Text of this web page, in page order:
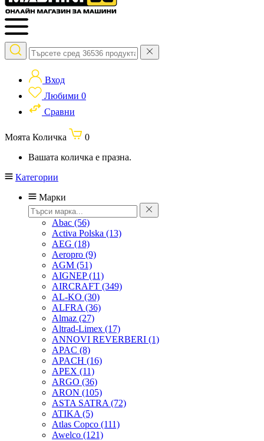
Вход
Любими 0
Сравни
Моята Количка
0
Вашата количка е празна.
Категории
Марки
Abac (56)
Activa Polska (13)
AEG (18)
Aeropro (9)
AGM (51)
AIGNEP(11)
AIRCRAFT (349)
AL-KO (30)
ALFRA (36)
Almaz (27)
Altrad-Limex (17)
ANNOVI REVERBERI (1)
APAC (8)
APACH (16)
APEX (11)
ARGO (36)
ARON (105)
ASTA SATRA (72)
ATIKA (5)
Atlas Copco (111)
Awelco (121)